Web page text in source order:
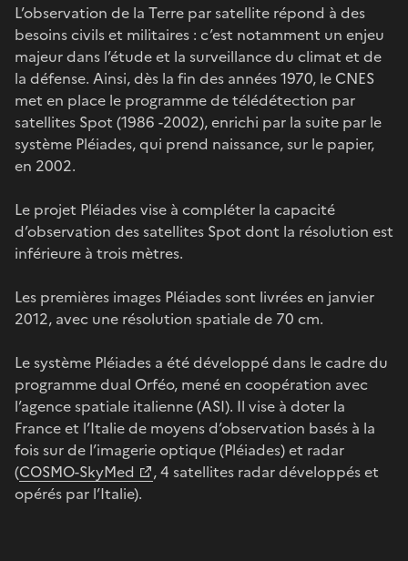
L’observation de la Terre par satellite répond à des
besoins civils et militaires : c’est notamment un enjeu
majeur dans l’étude et la surveillance du climat et de
la défense. Ainsi, dès la fin des années 1970, le CNES
met en place le programme de télédétection par
satellites Spot (1986 -2002), enrichi par la suite par le
système Pléiades, qui prend naissance, sur le papier,
en 2002.
Le projet Pléiades vise à compléter la capacité
d’observation des satellites Spot dont la résolution est
inférieure à trois mètres.
Les premières images Pléiades sont livrées en janvier
2012, avec une résolution spatiale de 70 cm.
Le système Pléiades a été développé dans le cadre du
programme dual Orféo, mené en coopération avec
l’agence spatiale italienne (ASI). Il vise à doter la
France et l’Italie de moyens d’observation basés à la
fois sur de l’imagerie optique (Pléiades) et radar
(COSMO-SkyMed
, 4 satellites radar développés et
opérés par l’Italie).